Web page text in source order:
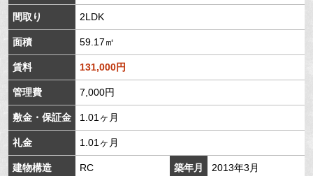
間取り 2LDK
面積 59.17㎡
賃料 131,000円
管理費 7,000円
敷金・保証金 1.01ヶ月
礼金 1.01ヶ月
建物構造 RC 築年月 2013年3月